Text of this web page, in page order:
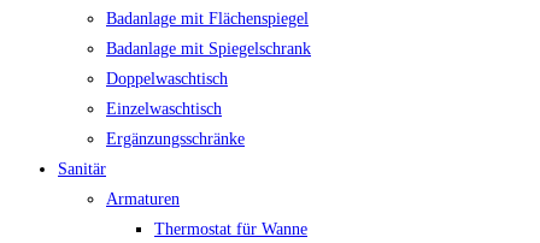
Badanlage mit Flächenspiegel
Badanlage mit Spiegelschrank
Doppelwaschtisch
Einzelwaschtisch
Ergänzungsschränke
Sanitär
Armaturen
Thermostat für Wanne